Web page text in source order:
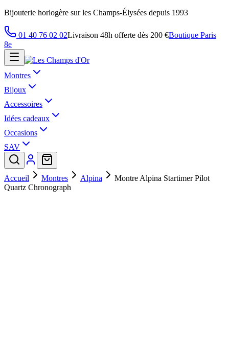
Bijouterie horlogère sur les Champs-Élysées depuis 1993
01 40 76 02 02Livraison 48h offerte dès 200 €Boutique Paris
8e
Montres
Bijoux
Accessoires
Idées cadeaux
Occasions
SAV
Accueil Montres Alpina
Montre Alpina Startimer Pilot
Quartz Chronograph